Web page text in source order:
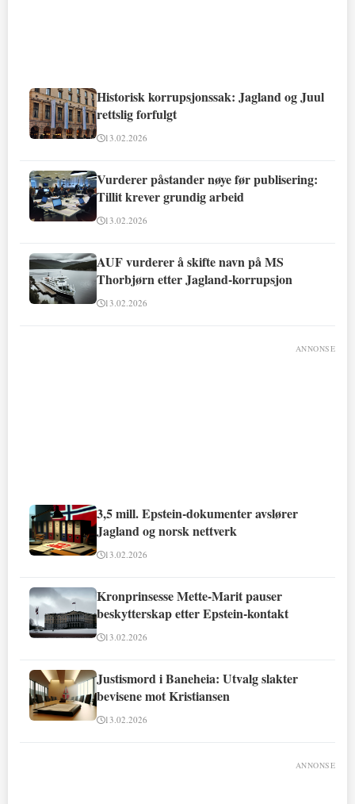
Historisk korrupsjonssak: Jagland og Juul
rettslig forfulgt
13.02.2026
Vurderer påstander nøye før publisering:
Tillit krever grundig arbeid
13.02.2026
AUF vurderer å skifte navn på MS
Thorbjørn etter Jagland-korrupsjon
13.02.2026
ANNONSE
3,5 mill. Epstein-dokumenter avslører
Jagland og norsk nettverk
13.02.2026
Kronprinsesse Mette-Marit pauser
beskytterskap etter Epstein-kontakt
13.02.2026
Justismord i Baneheia: Utvalg slakter
bevisene mot Kristiansen
13.02.2026
ANNONSE